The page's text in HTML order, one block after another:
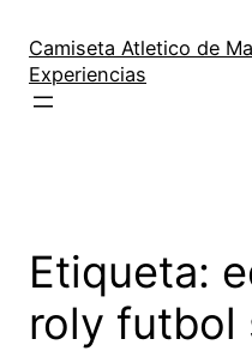
contenido
Camiseta Atletico de
Experiencias
Etiqueta:
roly futbol